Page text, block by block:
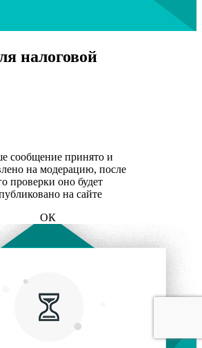
сообщение принято и
на модерацию, после
проверки оно будет
на сайте
ОК
налоговой
течение 2-х недель